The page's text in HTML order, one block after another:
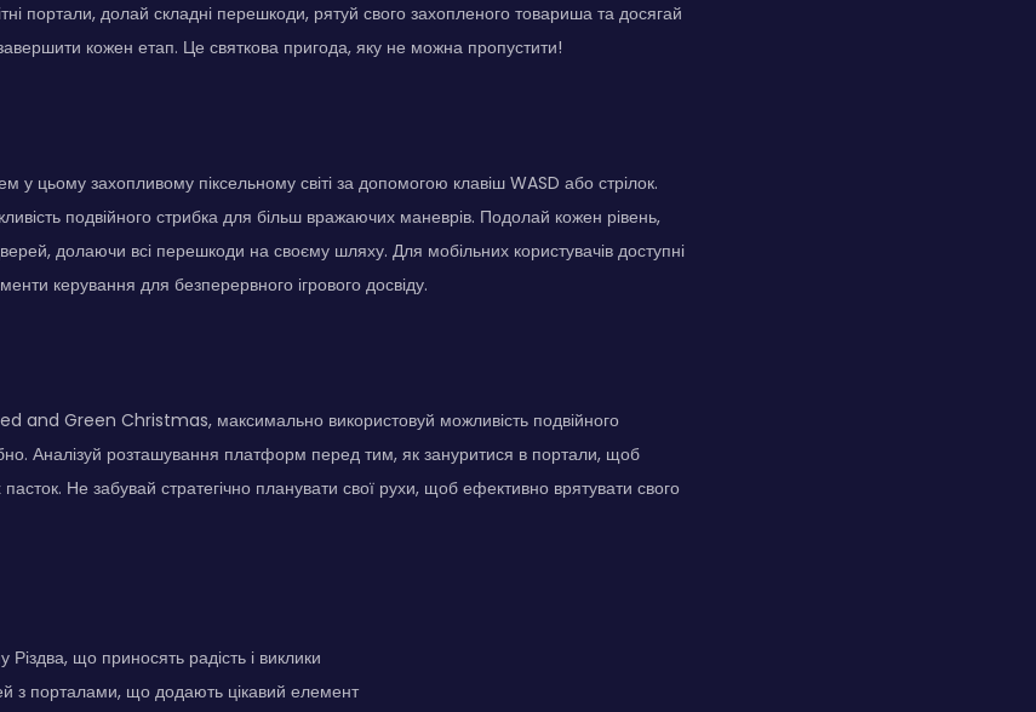
портали, долай складні перешкоди, рятуй свого захопленого товариша та досягай
кожен етап. Це святкова пригода, яку не можна пропустити!
у цьому захопливому піксельному світі за допомогою клавіш WASD або стрілок.
подвійного стрибка для більш вражаючих маневрів. Подолай кожен рівень,
долаючи всі перешкоди на своєму шляху. Для мобільних користувачів доступні
керування для безперервного ігрового досвіду.
and Green Christmas, максимально використовуй можливість подвійного
Аналізуй розташування платформ перед тим, як зануритися в портали, щоб
Не забувай стратегічно планувати свої рухи, щоб ефективно врятувати свого
Різдва, що приносять радість і виклики
з порталами, що додають цікавий елемент